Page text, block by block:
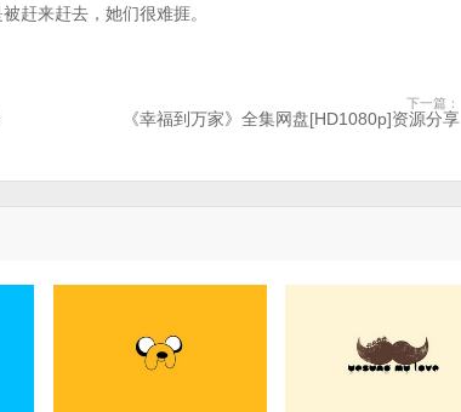
赶来赶去，她们很难捱。
下一篇：
《幸福到万家》全集网盘[HD1080p]资源分享